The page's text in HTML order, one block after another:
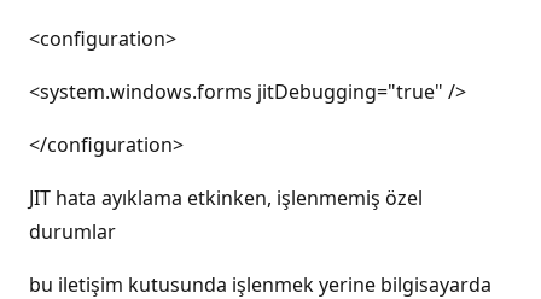
<configuration>
<system.windows.forms jitDebugging="true" />
</configuration>
JIT hata ayıklama etkinken, işlenmemiş özel
durumlar
bu iletişim kutusunda işlenmek yerine bilgisayarda